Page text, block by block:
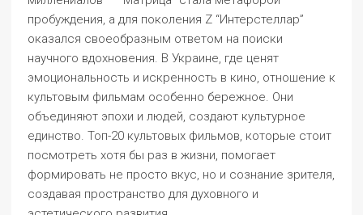
пробуждения, а для поколения Z “Интерстеллар”
оказался своеобразным ответом на поиски
научного вдохновения. В Украине, где ценят
эмоциональность и искренность в кино, отношение к
культовым фильмам особенно бережное. Они
объединяют эпохи и людей, создают культурное
единство. Топ-20 культовых фильмов, которые стоит
посмотреть хотя бы раз в жизни, помогает
формировать не просто вкус, но и сознание зрителя,
создавая пространство для духовного и